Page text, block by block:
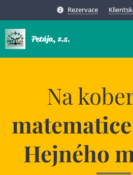
Rezervace
Petája, z.s.
Na
Hejného